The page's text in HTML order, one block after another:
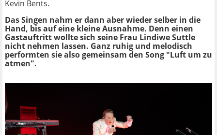
Kevin Bents.
Das Singen nahm er dann aber wieder selber in die
Hand, bis auf eine kleine Ausnahme. Denn einen
Gastauftritt wollte sich seine Frau Lindiwe Suttle
nicht nehmen lassen. Ganz ruhig und melodisch
performten sie also gemeinsam den Song "Luft um zu
atmen".